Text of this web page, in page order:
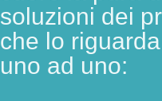
soluzioni dei
che lo
uno ad uno: